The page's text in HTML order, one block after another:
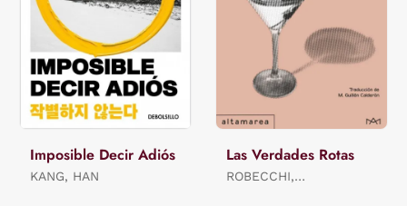
Imposible Decir Adiós
KANG, HAN
Las Verdades Rotas
ROBECCHI,